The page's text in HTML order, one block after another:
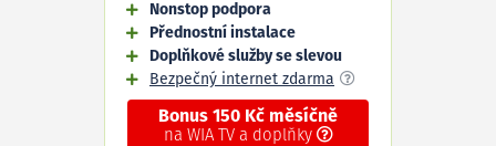
Nonstop podpora
Přednostní instalace
Doplňkové služby se slevou
Bezpečný internet zdarma
Bonus 150 Kč měsíčně
na WIA TV a doplňky